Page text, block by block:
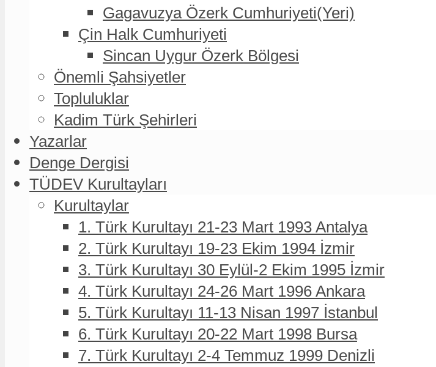
Gagavuzya Özerk Cumhuriyeti(Yeri)
Çin Halk Cumhuriyeti
Sincan Uygur Özerk Bölgesi
Önemli Şahsiyetler
Topluluklar
Kadim Türk Şehirleri
Yazarlar
Denge Dergisi
TÜDEV Kurultayları
Kurultaylar
1. Türk Kurultayı 21-23 Mart 1993 Antalya
2. Türk Kurultayı 19-23 Ekim 1994 İzmir
3. Türk Kurultayı 30 Eylül-2 Ekim 1995 İzmir
4. Türk Kurultayı 24-26 Mart 1996 Ankara
5. Türk Kurultayı 11-13 Nisan 1997 İstanbul
6. Türk Kurultayı 20-22 Mart 1998 Bursa
7. Türk Kurultayı 2-4 Temmuz 1999 Denizli